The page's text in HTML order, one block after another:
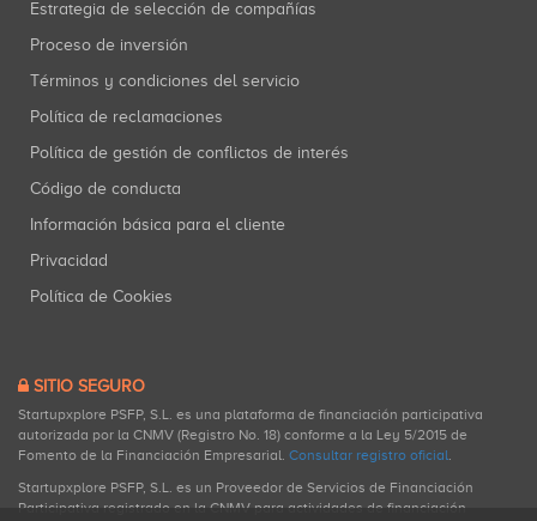
Estrategia de selección de compañías
Proceso de inversión
Términos y condiciones del servicio
Política de reclamaciones
Política de gestión de conflictos de interés
Código de conducta
Información básica para el cliente
Privacidad
Política de Cookies
SITIO SEGURO
Startupxplore PSFP, S.L. es una plataforma de financiación participativa
autorizada por la CNMV (Registro No. 18) conforme a la Ley 5/2015 de
Fomento de la Financiación Empresarial. Consultar registro oficial.
Startupxplore PSFP, S.L. es un Proveedor de Servicios de Financiación
Participativa registrado en la CNMV para actividades de financiación